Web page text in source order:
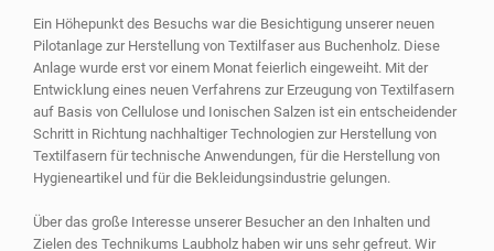
Ein Höhepunkt des Besuchs war die Besichtigung unserer neuen
Pilotanlage zur Herstellung von Textilfaser aus Buchenholz. Diese
Anlage wurde erst vor einem Monat feierlich eingeweiht. Mit der
Entwicklung eines neuen Verfahrens zur Erzeugung von Textilfasern
auf Basis von Cellulose und Ionischen Salzen ist ein entscheidender
Schritt in Richtung nachhaltiger Technologien zur Herstellung von
Textilfasern für technische Anwendungen, für die Herstellung von
Hygieneartikel und für die Bekleidungsindustrie gelungen.
Über das große Interesse unserer Besucher an den Inhalten und
Zielen des Technikums Laubholz haben wir uns sehr gefreut. Wir